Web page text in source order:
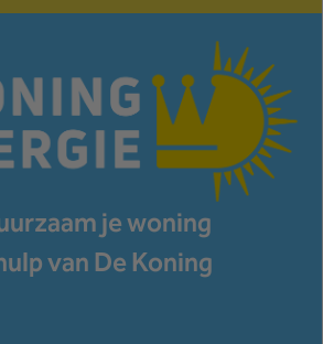
je woning
van De Koning